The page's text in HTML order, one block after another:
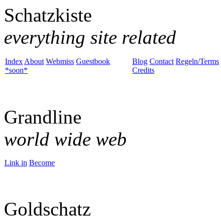
Schatzkiste
everything site related
Index About Webmiss Guestbook
*soon*
Blog Contact Regeln/Terms
Credits
Grandline
world wide web
Link in Become
Goldschatz